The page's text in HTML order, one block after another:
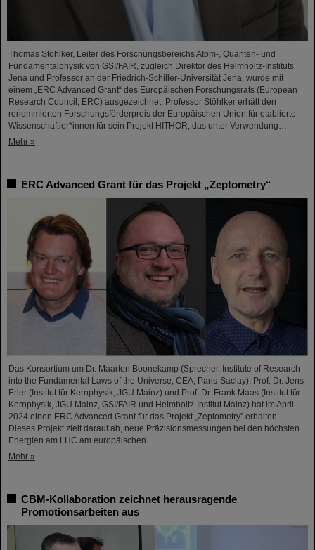
Thomas Stöhlker, Leiter des Forschungsbereichs Atom-, Quanten- und
Fundamentalphysik von GSI/FAIR, zugleich Direktor des Helmholtz-Instituts
Jena und Professor an der Friedrich-Schiller-Universität Jena, wurde mit
einem „ERC Advanced Grant“ des Europäischen Forschungsrats (European
Research Council, ERC) ausgezeichnet. Professor Stöhlker erhält den
renommierten Forschungsförderpreis der Europäischen Union für etablierte
Wissenschaftler*innen für sein Projekt HITHOR, das unter Verwendung…
Mehr »
ERC Advanced Grant für das Projekt „Zeptometry“
Das Konsortium um Dr. Maarten Boonekamp (Sprecher, Institute of Research
into the Fundamental Laws of the Universe, CEA, Paris-Saclay), Prof. Dr. Jens
Erler (Institut für Kernphysik, JGU Mainz) und Prof. Dr. Frank Maas (Institut für
Kernphysik, JGU Mainz, GSI/FAIR und Helmholtz-Institut Mainz) hat im April
2024 einen ERC Advanced Grant für das Projekt „Zeptometry” erhalten.
Dieses Projekt zielt darauf ab, neue Präzisionsmessungen bei den höchsten
Energien am LHC am europäischen…
Mehr »
CBM-Kollaboration zeichnet herausragende
Promotionsarbeiten aus